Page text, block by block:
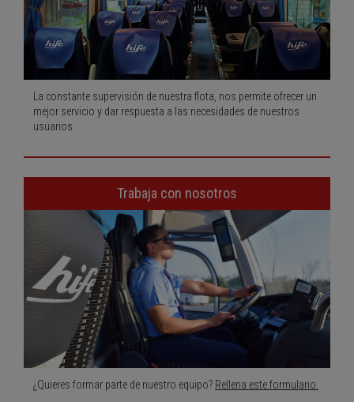
La constante supervisión de nuestra flota, nos permite ofrecer un
mejor servicio y dar respuesta a las necesidades de nuestros
usuarios.
Trabaja con nosotros
¿Quieres formar parte de nuestro equipo? Rellena este formulario.